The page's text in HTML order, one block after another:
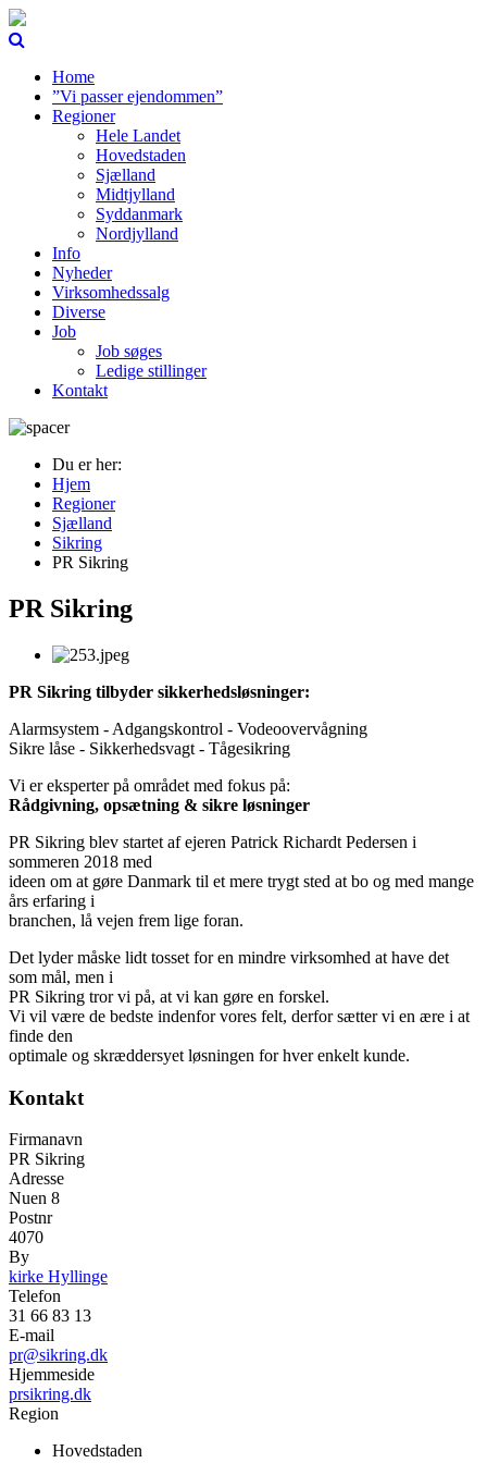
Home
”Vi passer ejendommen”
Regioner
Hele Landet
Hovedstaden
Sjælland
Midtjylland
Syddanmark
Nordjylland
Info
Nyheder
Virksomhedssalg
Diverse
Job
Job søges
Ledige stillinger
Kontakt
Du er her:
Hjem
Regioner
Sjælland
Sikring
PR Sikring
PR Sikring
PR Sikring tilbyder sikkerhedsløsninger:
Alarmsystem - Adgangskontrol - Vodeoovervågning
Sikre låse - Sikkerhedsvagt - Tågesikring
Vi er eksperter på området med fokus på:
Rådgivning, opsætning & sikre løsninger
PR Sikring blev startet af ejeren Patrick Richardt Pedersen i
sommeren 2018 med
ideen om at gøre Danmark til et mere trygt sted at bo og med mange
års erfaring i
branchen, lå vejen frem lige foran.
Det lyder måske lidt tosset for en mindre virksomhed at have det
som mål, men i
PR Sikring tror vi på, at vi kan gøre en forskel.
Vi vil være de bedste indenfor vores felt, derfor sætter vi en ære i at
finde den
optimale og skræddersyet løsningen for hver enkelt kunde.
Kontakt
Firmanavn
PR Sikring
Adresse
Nuen 8
Postnr
4070
By
kirke Hyllinge
Telefon
31 66 83 13
E-mail
pr@sikring.dk
Hjemmeside
prsikring.dk
Region
Hovedstaden